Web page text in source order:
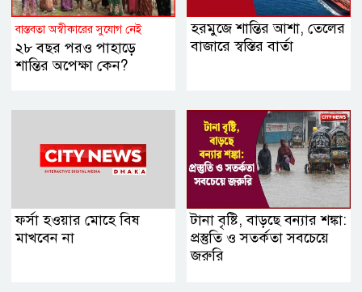
বাস্তবতা অস্বীকারের সুযোগ নেই
২৮ বছর পরও পাহাড়ে
শান্তির অপেক্ষা কেন?
হরমুজে শান্তির আশা, তেলের
বাজারে স্বস্তির বার্তা
ফর্সা হওয়ার মোহে বিষ
মাখবেন না
টানা বৃষ্টি, বাড়ছে বন্যার শঙ্কা:
প্রস্তুতি ও সতর্কতা সবচেয়ে
জরুরি